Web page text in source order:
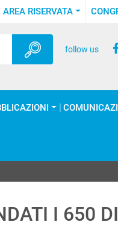
AREA RISERVATA
follow us
I 650